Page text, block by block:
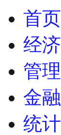
首页
经济
管理
金融
统计